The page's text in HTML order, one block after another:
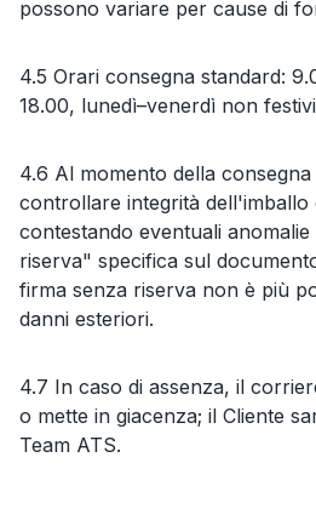
possono variare per cause di
4.5 Orari consegna standard:
18.00, lunedì–venerdì non
4.6 Al momento della consegna
controllare integrità dell'imballo
contestando eventuali
riserva" specifica sul
firma senza riserva non è più
danni esteriori.
4.7 In caso di assenza, il
o mette in giacenza; il Cliente
Team ATS.